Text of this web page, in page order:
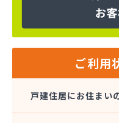
株式会社エクシング
株式会社エネサンス
株式会社オージーサ
株式会社ガスパル青
ご利用
戸建住居にお住まい